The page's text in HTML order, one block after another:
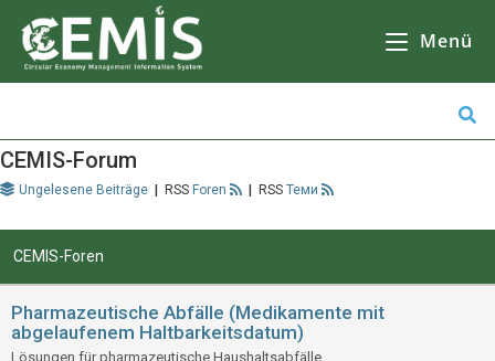
Menü
CEMIS-Forum
Ungelesene Beiträge Foren Теми
CEMIS-Foren
Pharmazeutische Abfälle (Medikamente mit
abgelaufenem Haltbarkeitsdatum)
Lösungen für pharmazeutische Haushaltsabfälle